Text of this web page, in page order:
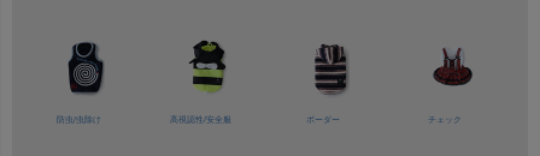
防虫/虫除け 高視認性/安全服 ボーダー チェック